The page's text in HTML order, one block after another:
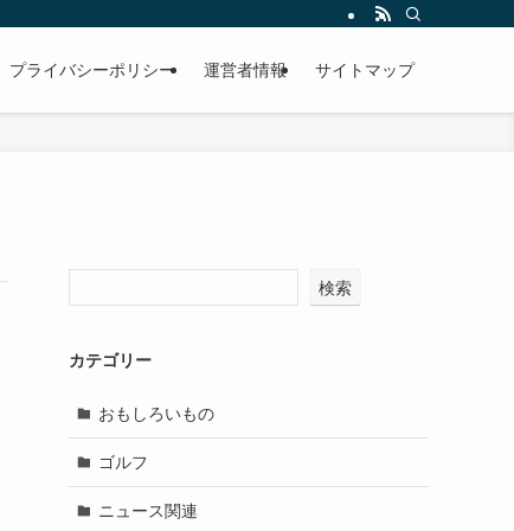
プライバシーポリシー 運営者情報 サイトマップ
検索
カテゴリー
おもしろいもの
ゴルフ
ニュース関連